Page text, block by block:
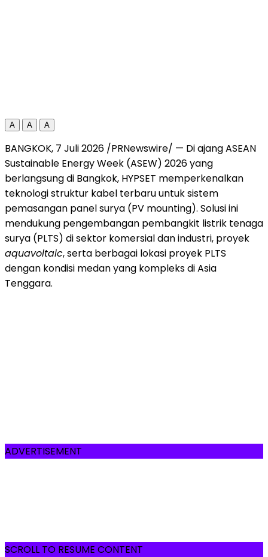
A A A
BANGKOK, 7 Juli 2026 /PRNewswire/ — Di ajang ASEAN
Sustainable Energy Week (ASEW) 2026 yang
berlangsung di Bangkok, HYPSET memperkenalkan
teknologi struktur kabel terbaru untuk sistem
pemasangan panel surya (PV mounting). Solusi ini
mendukung pengembangan pembangkit listrik tenaga
surya (PLTS) di sektor komersial dan industri, proyek
aquavoltaic, serta berbagai lokasi proyek PLTS
dengan kondisi medan yang kompleks di Asia
Tenggara.
ADVERTISEMENT
SCROLL TO RESUME CONTENT